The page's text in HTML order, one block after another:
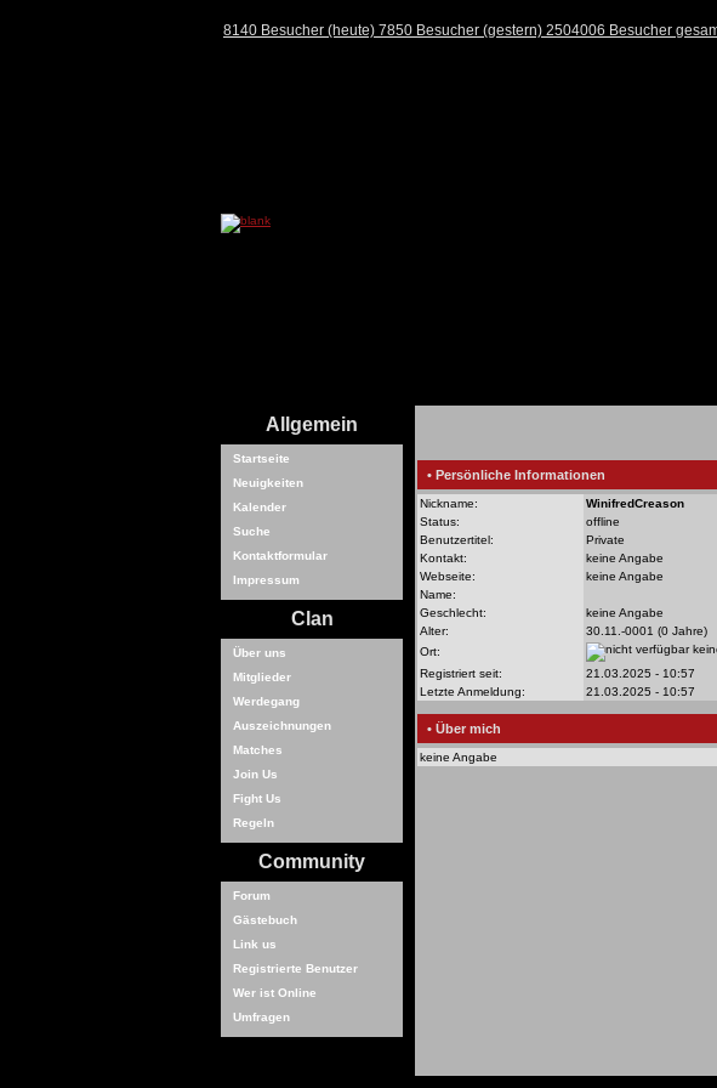
8140 Besucher (heute) 7850 Besucher (gestern) 2504006 Besucher
Allgemein
Startseite
Neuigkeiten
Kalender
Suche
Kontaktformular
Impressum
Clan
Über uns
Mitglieder
Werdegang
Auszeichnungen
Matches
Join Us
Fight Us
Regeln
Community
Forum
Gästebuch
Link us
Registrierte Benutzer
Wer ist Online
Umfragen
• Persönliche Informationen
Nickname:
WinifredCreason
Status:
offline
Benutzertitel:
Private
Kontakt:
keine Angabe
Webseite:
keine Angabe
Name:
Geschlecht:
keine Angabe
Alter:
30.11.-0001 (0 Jahre)
Ort:
Registriert seit:
21.03.2025 - 10:57
Letzte Anmeldung:
21.03.2025 - 10:57
• Über mich
keine Angabe